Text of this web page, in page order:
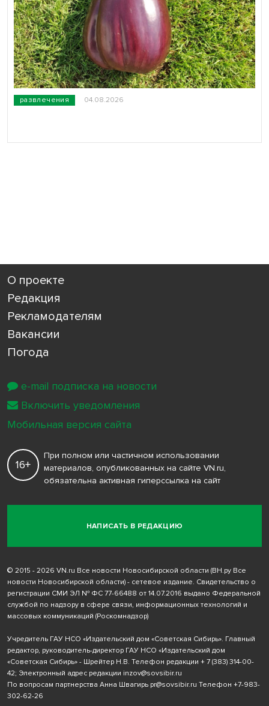
развлечения 04.08.2026
О проекте
Редакция
Рекламодателям
Вакансии
Погода
НАПИСАТЬ В РЕДАКЦИЮ
16+
При полном или частичном использовании
материалов, опубликованных на сайте VN.ru,
обязательна активная гиперссылка на сайт
© 2015 - 2026 VN.ru Все новости Новосибирской области (ВН.ру Все
новости Новосибирской области) - сетевое издание. Свидетельство о
регистрации СМИ ЭЛ № ФС 77-66488 от 14.07.2016 выдано Федеральной
службой по надзору в сфере связи, информационных технологий и
массовых коммуникаций (Роскомнадзор)
Учредитель ГАУ НСО «Издательский дом «Советская Сибирь». Главный
редактор, руководитель-директор ГАУ НСО «Издательский дом
«Советская Сибирь» - Шрейтер Н.В. Телефон редакции + 7 (383) 314-00-
42; Электронный адрес редакции inzov@sovsibir.ru
По вопросам партнерства Анна Швагирь pr@sovsibir.ru Телефон +7-983-
302-62-26
e-mail подписка на новости
Включить уведомления
Мобильная версия сайта